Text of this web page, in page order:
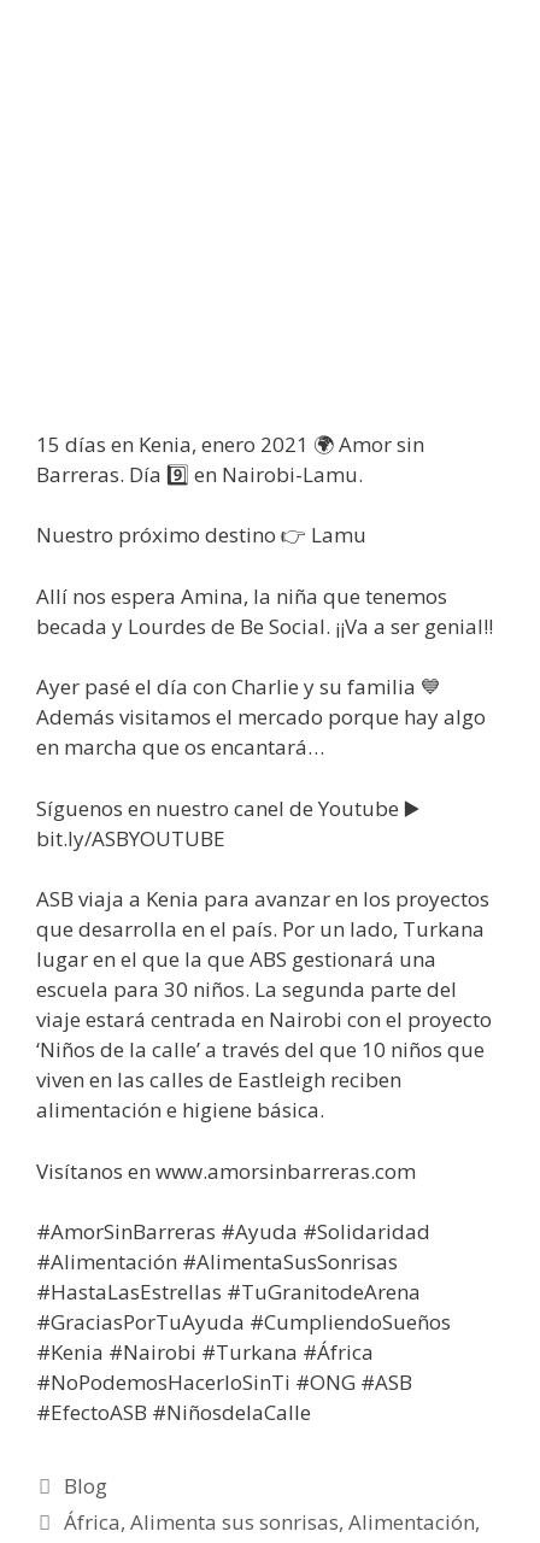
15 días en Kenia, enero 2021 🌍 Amor sin
Barreras. Día 9️⃣ en Nairobi-Lamu.
Nuestro próximo destino 👉 Lamu
Allí nos espera Amina, la niña que tenemos
becada y Lourdes de Be Social. ¡¡Va a ser genial!!
Ayer pasé el día con Charlie y su familia 💙
Además visitamos el mercado porque hay algo
en marcha que os encantará…
Síguenos en nuestro canel de Youtube ▶️
bit.ly/ASBYOUTUBE
ASB viaja a Kenia para avanzar en los proyectos
que desarrolla en el país. Por un lado, Turkana
lugar en el que la que ABS gestionará una
escuela para 30 niños. La segunda parte del
viaje estará centrada en Nairobi con el proyecto
‘Niños de la calle’ a través del que 10 niños que
viven en las calles de Eastleigh reciben
alimentación e higiene básica.
Visítanos en www.amorsinbarreras.com
#AmorSinBarreras​​​ #Ayuda​​​ #Solidaridad​​​
#Alimentación​​​ #AlimentaSusSonrisas​​​
#HastaLasEstrellas​​​ #TuGranitodeArena​​​
#GraciasPorTuAyuda​​​ #CumpliendoSueños​​​
#Kenia​​​ #Nairobi​​​ #Turkana​​​ #África​​​
#NoPodemosHacerloSinTi​​​ #ONG​​​ #ASB​​​
#EfectoASB​​​ #NiñosdelaCalle​
Blog
África,Alimenta sus sonrisas,Alimentación,